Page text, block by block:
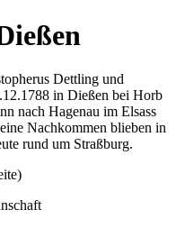
Dettling und
in Dießen bei Horb
nach Hagenau im Elsass
Nachkommen blieben in
rund um Straßburg.